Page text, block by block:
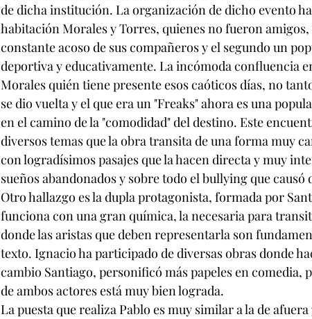
de dicha institución. La organización de dicho evento
habitación Morales y Torres, quienes no fueron
constante acoso de sus compañeros y el segundo un
deportiva y educativamente. La incómoda confluencia
Morales quién tiene presente esos caóticos días, no
se dio vuelta y el que era un "Freaks" ahora es una
en el camino de la "comodidad" del destino. Este
diversos temas que la obra transita de una forma muy
con logradísimos pasajes que la hacen directa y muy
sueños abandonados y sobre todo el bullying que
Otro hallazgo es la dupla protagonista, formada por
funciona con una gran química, la necesaria para
donde las aristas que deben representarla son
texto. Ignacio ha participado de diversas obras donde
cambio Santiago, personificó más papeles en comedia,
de ambos actores está muy bien lograda.
La puesta que realiza Pablo es muy similar a la de